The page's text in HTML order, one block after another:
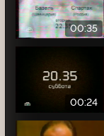
00:35
00:24